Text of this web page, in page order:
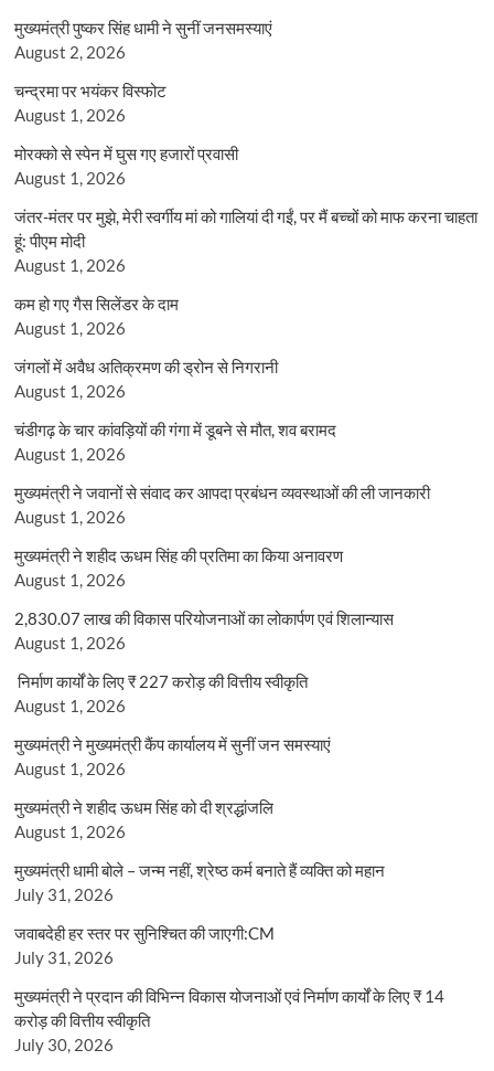
मुख्यमंत्री पुष्कर सिंह धामी ने सुनीं जनसमस्याएं
August 2, 2026
चन्द्रमा पर भयंकर विस्फोट
August 1, 2026
मोरक्को से स्पेन में घुस गए हजारों प्रवासी
August 1, 2026
जंतर-मंतर पर मुझे, मेरी स्वर्गीय मां को गालियां दी गईं, पर मैं बच्चों को माफ करना चाहता
हूं: पीएम मोदी
August 1, 2026
कम हो गए गैस सिलेंडर के दाम
August 1, 2026
जंगलों में अवैध अतिक्रमण की ड्रोन से निगरानी
August 1, 2026
चंडीगढ़ के चार कांवड़ियों की गंगा में डूबने से मौत, शव बरामद
August 1, 2026
मुख्यमंत्री ने जवानों से संवाद कर आपदा प्रबंधन व्यवस्थाओं की ली जानकारी
August 1, 2026
मुख्यमंत्री ने शहीद ऊधम सिंह की प्रतिमा का किया अनावरण
August 1, 2026
2,830.07 लाख की विकास परियोजनाओं का लोकार्पण एवं शिलान्यास
August 1, 2026
निर्माण कार्यों के लिए ₹ 227 करोड़ की वित्तीय स्वीकृति
August 1, 2026
मुख्यमंत्री ने मुख्यमंत्री कैंप कार्यालय में सुनीं जन समस्याएं
August 1, 2026
मुख्यमंत्री ने शहीद ऊधम सिंह को दी श्रद्धांजलि
August 1, 2026
मुख्यमंत्री धामी बोले – जन्म नहीं, श्रेष्ठ कर्म बनाते हैं व्यक्ति को महान
July 31, 2026
जवाबदेही हर स्तर पर सुनिश्चित की जाएगी:CM
July 31, 2026
मुख्यमंत्री ने प्रदान की विभिन्न विकास योजनाओं एवं निर्माण कार्यों के लिए ₹ 14
करोड़ की वित्तीय स्वीकृति
July 30, 2026